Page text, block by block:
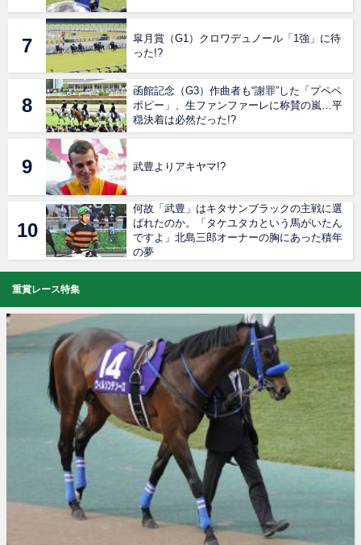
皐月賞（G1）クロワデュノール「1強」に待
った!?
函館記念（G3）作曲者も“謝罪”した「プペペ
ポピー」、生ファンファーレに称賛の嵐…平
穏決着は必然だった!?
武豊よりアキヤマ!?
何故「武豊」はキタサンブラックの主戦に選
ばれたのか。「タケユタカという馬がいたん
ですよ」北島三郎オーナーの胸にあった積年
の夢
重賞レース特集